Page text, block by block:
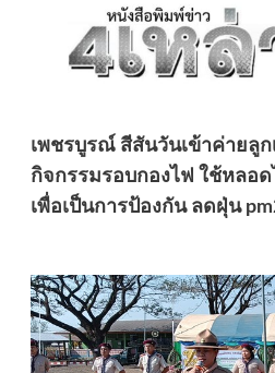
เพชรบูรณ์ สีสันวันเข้าค่ายลูก
กิจกรรมรอบกองไฟ ใช้หลอ
เพื่อเป็นการป้องกัน ลดฝุ่น